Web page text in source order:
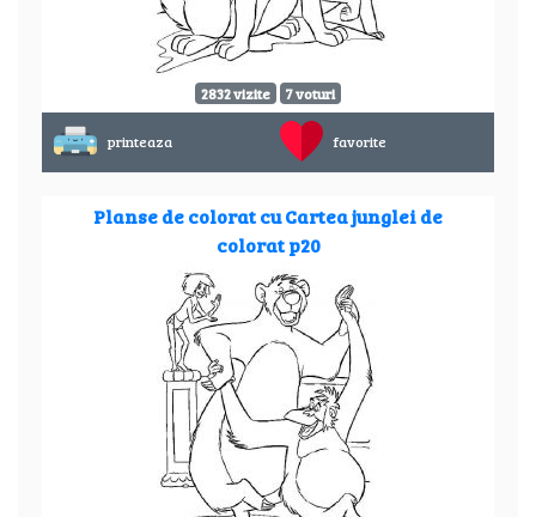
2832 vizite 7 voturi
printeaza favorite
Planse de colorat cu Cartea junglei de
colorat p20